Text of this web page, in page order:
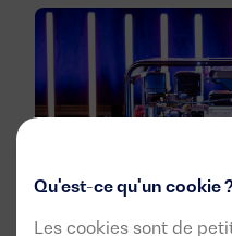
Qu'est-ce qu'un cookie
Les cookies sont de